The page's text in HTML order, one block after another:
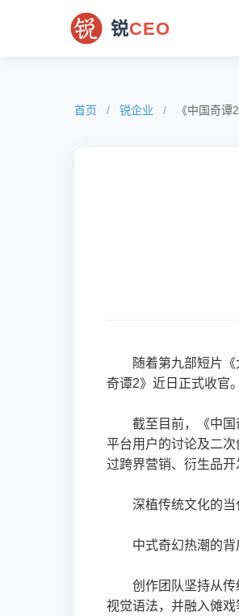
锐CEO
首页 / 锐企业 / 《中国奇谭
随着第九部短片
奇谭2》近日正式收官。
截至目前，《中
平台用户的讨论及二
过跨界营销、衍生品开
深植传统文化的当
中式奇幻热潮的背
创作团队坚持从
视觉语法，并融入傩